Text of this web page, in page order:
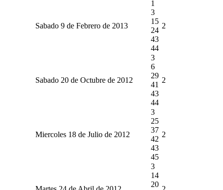
Sabado 9 de Febrero de 2013
1
3
15
24
43
44
2
Sabado 20 de Octubre de 2012
3
6
29
41
43
44
2
Miercoles 18 de Julio de 2012
3
25
37
42
43
45
2
3
14
20